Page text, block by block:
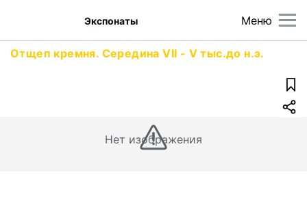
Меню
Экспонаты
Отщеп кремня. Середина VII - V тыс.до н.э.
Нет изображения